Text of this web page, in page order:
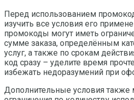
Перед использованием
изучить все условия его
промокоды могут иметь
сумме заказа, определённым
услуг, а также по срокам
код сразу – уделите время
избежать недоразумений при
Дополнительные условия также